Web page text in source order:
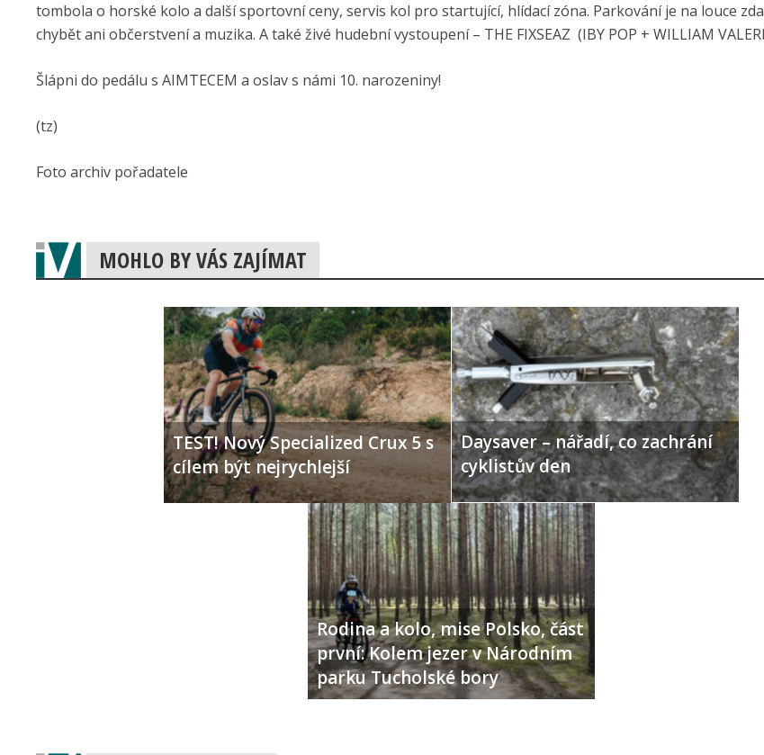
tombola o horské kolo a další sportovní ceny, servis kol pro startující, hlídací zóna. Parkování je na louce
chybět ani občerstvení a muzika. A také živé hudební vystoupení – THE FIXSEAZ (IBY POP + WILLIAM
Šlápni do pedálu s AIMTECEM a oslav s námi 10. narozeniny!
(tz)
Foto archiv pořadatele
MOHLO BY VÁS ZAJÍMAT
TEST! Nový Specialized Crux 5 s
cílem být nejrychlejší
Daysaver – nářadí, co zachrání
cyklistův den
Rodina a kolo, mise Polsko, část
první: Kolem jezer v Národním
parku Tucholské bory